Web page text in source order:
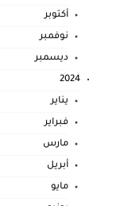
أكتوبر
نوفمبر
ديسمبر
2024
يناير
فبراير
مارس
أبريل
مايو